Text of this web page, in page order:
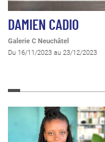
DAMIEN CADIO
Galerie C Neuchâtel
Du 16/11/2023 au 23/12/2023